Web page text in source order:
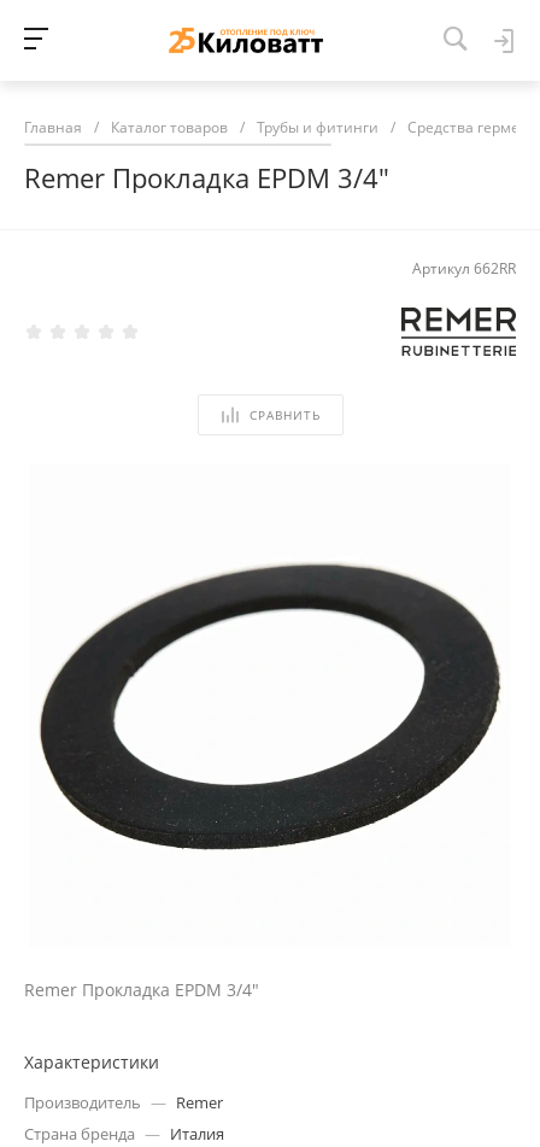
Главная / Каталог товаров / Трубы и фитинги / Средства
Remer Прокладка EPDM 3/4"
Артикул 662RR
СРАВНИТЬ
Remer Прокладка EPDM 3/4"
Характеристики
Производитель — Remer
Страна бренда — Италия